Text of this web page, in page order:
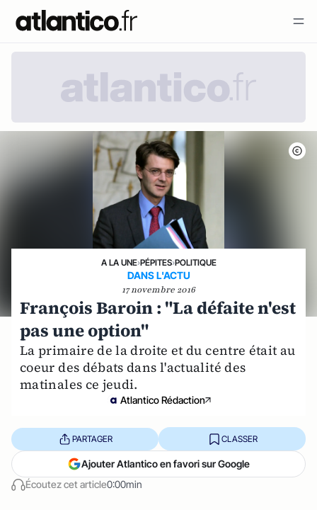
A LA UNE›PÉPITES›POLITIQUE
DANS L'ACTU
17 novembre 2016
François Baroin : "La défaite n'est
pas une option"
La primaire de la droite et du centre était au
coeur des débats dans l'actualité des
matinales ce jeudi.
Atlantico Rédaction
Écoutez cet article0:00min
PARTAGER CLASSER
Ajouter Atlantico en favori sur Google